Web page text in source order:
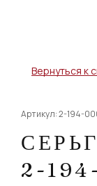
Вернуться к
Артикул: 2-194-
2-